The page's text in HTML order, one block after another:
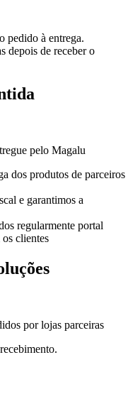
pedido à entrega.
depois de receber o
pelo Magalu
dos produtos de parceiros
e garantimos a
regularmente portal
clientes
por lojas parceiras